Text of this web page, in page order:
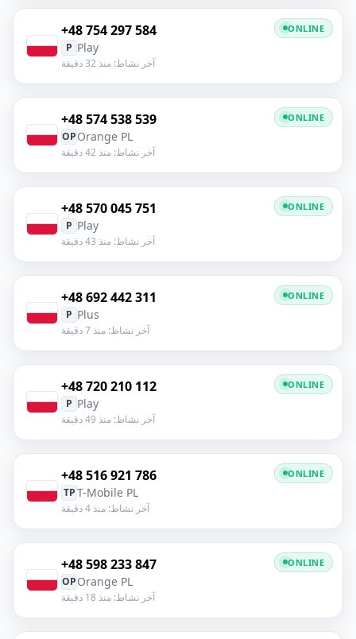
+48 754 297 584
P Play
آخر نشاط: منذ 32 دقيقة
ONLINE
+48 574 538 539
OPOrange PL
آخر نشاط: منذ 42 دقيقة
ONLINE
+48 570 045 751
P Play
آخر نشاط: منذ 43 دقيقة
ONLINE
+48 692 442 311
P Plus
آخر نشاط: منذ 7 دقيقة
ONLINE
+48 720 210 112
P Play
آخر نشاط: منذ 49 دقيقة
ONLINE
+48 516 921 786
TPT-Mobile PL
آخر نشاط: منذ 4 دقيقة
ONLINE
+48 598 233 847
OPOrange PL
آخر نشاط: منذ 18 دقيقة
ONLINE